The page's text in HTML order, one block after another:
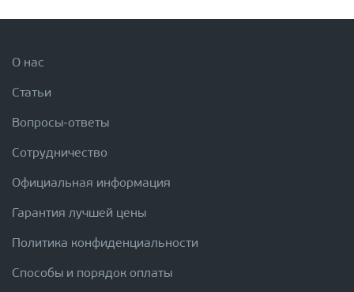
О нас
Статьи
Вопросы-ответы
Сотрудничество
Официальная информация
Гарантия лучшей цены
Политика конфиденциальности
Способы и порядок оплаты